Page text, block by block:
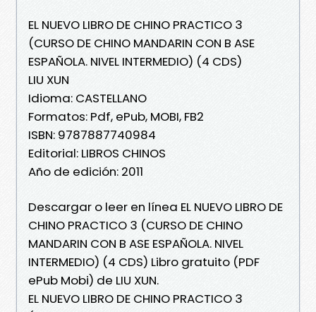
EL NUEVO LIBRO DE CHINO PRACTICO 3
(CURSO DE CHINO MANDARIN CON B ASE
ESPAÑOLA. NIVEL INTERMEDIO) (4 CDS)
LIU XUN
Idioma: CASTELLANO
Formatos: Pdf, ePub, MOBI, FB2
ISBN: 9787887740984
Editorial: LIBROS CHINOS
Año de edición: 2011
Descargar o leer en línea EL NUEVO LIBRO DE
CHINO PRACTICO 3 (CURSO DE CHINO
MANDARIN CON B ASE ESPAÑOLA. NIVEL
INTERMEDIO) (4 CDS) Libro gratuito (PDF
ePub Mobi) de LIU XUN.
EL NUEVO LIBRO DE CHINO PRACTICO 3